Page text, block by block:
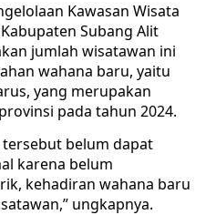
Kawasan Wisata
Subang Alit
jumlah wisatawan ini
wahana baru, yaitu
yang merupakan
pada tahun 2024.
belum dapat
karena belum
kehadiran wahana baru
ungkapnya.